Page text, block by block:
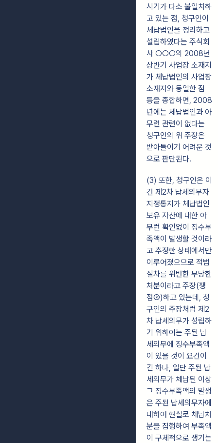
시기가 다소 불일치하
고 있는 점, 청구인이
체납법인을 정리하고
설립하였다는 주식회
사 ○○○의 2008년
상반기 사업장 소재지
가 체납법인의 사업장
소재지와 동일한 점
등을 종합하면, 2008
년에는 체납법인과 아
무런 관련이 없다는
청구인의 위 주장은
받아들이기 어려운 것
으로 판단된다.
(3) 또한, 청구인은 이
건 제2차 납세의무자
지정통지가 체납법인
보유 자산에 대한 아
무런 확인없이 징수부
족액이 발생할 것이라
고 추정한 상태에서만
이루어졌으므로 적법
절차를 위반한 부당한
처분이라고 주장(쟁
점②)하고 있는데, 청
구인의 주장처럼 제2
차 납세의무가 성립하
기 위하여는 주된 납
세의무에 징수부족액
이 있을 것이 요건이
긴 하나, 일단 주된 납
세의무가 체납된 이상
그 징수부족액의 발생
은 주된 납세의무자에
대하여 현실로 체납처
분을 집행하여 부족액
이 구체적으로 생기는